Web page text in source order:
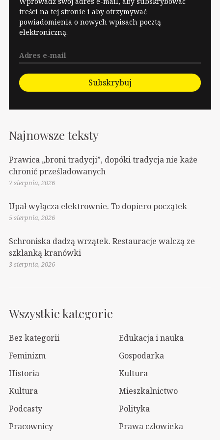
w okolicy nie było, bo
akurat zajmowała się
otaczaniem
treści na tej stronie i aby otrzymywać
powiadomienia o nowych wpisach pocztą
elektroniczną.
Subskrybuj
Najnowsze teksty
Prawica „broni tradycji”, dopóki tradycja nie każe
chronić prześladowanych
7 sierpnia, 2026
Upał wyłącza elektrownie. To dopiero początek
5 sierpnia, 2026
Schroniska dadzą wrzątek. Restauracje walczą ze
szklanką kranówki
3 sierpnia, 2026
Wszystkie kategorie
Bez kategorii
Edukacja i nauka
Feminizm
Gospodarka
Historia
Kultura
Kultura
Mieszkalnictwo
Podcasty
Polityka
Pracownicy
Prawa człowieka